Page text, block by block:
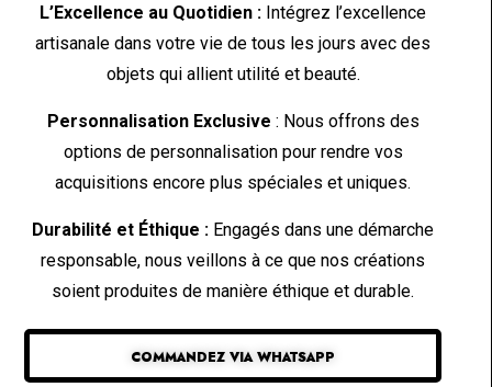
L’Excellence au Quotidien : Intégrez l’excellence
artisanale dans votre vie de tous les jours avec des
objets qui allient utilité et beauté.
Personnalisation Exclusive : Nous offrons des
options de personnalisation pour rendre vos
acquisitions encore plus spéciales et uniques.
Durabilité et Éthique : Engagés dans une démarche
responsable, nous veillons à ce que nos créations
soient produites de manière éthique et durable.
COMMANDEZ VIA WHATSAPP